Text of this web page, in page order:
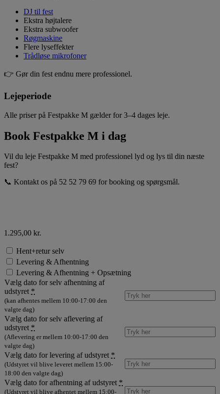
DJ til fest
Ekstra højtalere
Ekstra subwoofer
Røgmaskine
Flere lyseffekter
Trådløse mikrofoner
👉 Gør din fest endnu mere professionel.
Lejeperiode
Alle priser på Festpakke M gælder for 3–4 dages leje.
Book Festpakke M i dag
Vil du leje Festpakke M med professionel lyd og lys til din næste
fest?
📞 Kontakt os på 52 52 79 69 for booking og spørgsmål.
1.295,00 kr.
Hent+retur selv
Levering & Afhentning
Levering & Afhentning + Opsætning
Vælg dato for selv afhentning af
udstyret *
(kan afhentes mellem 10:00-17:00 den
valgte dag)
Vælg dato for selv aflevering af
udstyret *
(Aflevering er mellem 10:00-17:00 den
valgte dag)
Vælg dato for levering af udstyret *
(Udstyret vil blive leveret mellem 15:00-
18:00 den valgte dag)
Vælg dato for afhentning af udstyret *
(Udstyret vil blive afhentet mellem 15:00-